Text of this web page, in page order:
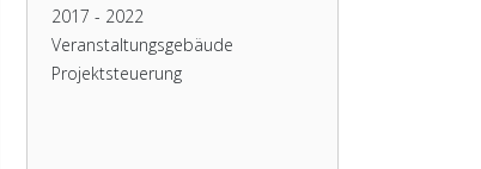
2017 - 2022
Veranstaltungsgebäude
Projektsteuerung